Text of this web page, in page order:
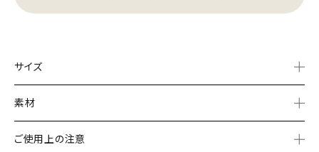
サイズ
素材
ご使用上の注意